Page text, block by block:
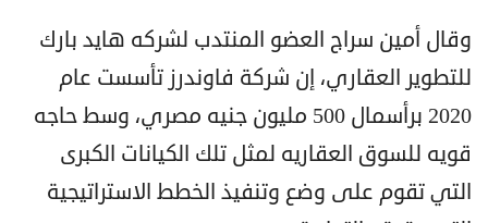
وقال أمين سراج العضو المنتدب لشركه هايد بارك
للتطوير العقاري، إن شركة فاوندرز تأسست عام
2020 برأسمال 500 مليون جنيه مصري، وسط حاجه
قويه للسوق العقاريه لمثل تلك الكيانات الكبرى
التي تقوم على وضع وتنفيذ الخطط الاستراتيجية